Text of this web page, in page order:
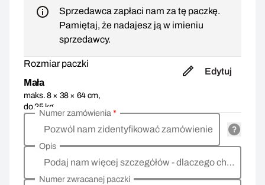
Sprzedawca zapłaci nam za tę paczkę.
Pamiętaj, że nadajesz ją w imieniu
sprzedawcy.
Rozmiar paczki
Mała
maks. 8 × 38 × 64 cm,
do 25 kg
Edytuj
Pozwól nam zidentyfikować zamówienie
Numer zamówienia*
Podaj nam więcej szczegółów - dlaczego chcesz zwrócić towar, co jest powodem?
Opis
Numer zwracanej paczki